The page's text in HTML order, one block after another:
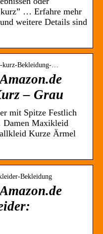
… Erfahre mehr
weitere Details sind
kurz-Bekleidung-…
– Grau
mit Spitze Festlich
Maxikleid
Kurze Ärmel
Bekleidung